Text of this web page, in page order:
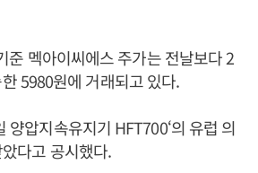
준 멕아이씨에스 주가는 전날보다 2
5980원에 거래되고 있다.
양압지속유지기 HFT700‘의 유럽 의
다고 공시했다.